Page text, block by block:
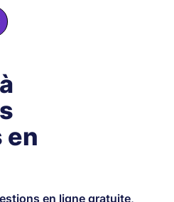
en
en ligne gratuite,